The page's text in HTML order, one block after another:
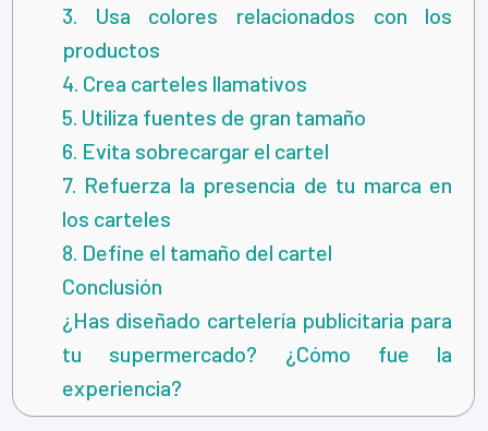
3. Usa colores relacionados con los
productos
4. Crea carteles llamativos
5. Utiliza fuentes de gran tamaño
6. Evita sobrecargar el cartel
7. Refuerza la presencia de tu marca en
los carteles
8. Define el tamaño del cartel
Conclusión
¿Has diseñado cartelería publicitaria para
tu supermercado? ¿Cómo fue la
experiencia?